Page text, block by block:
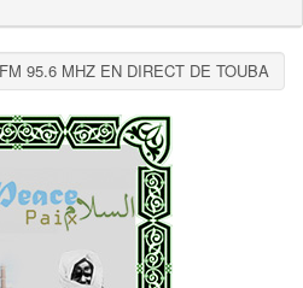
95.6 MHZ EN DIRECT DE TOUBA